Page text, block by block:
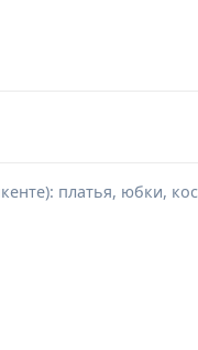
платья, юбки,